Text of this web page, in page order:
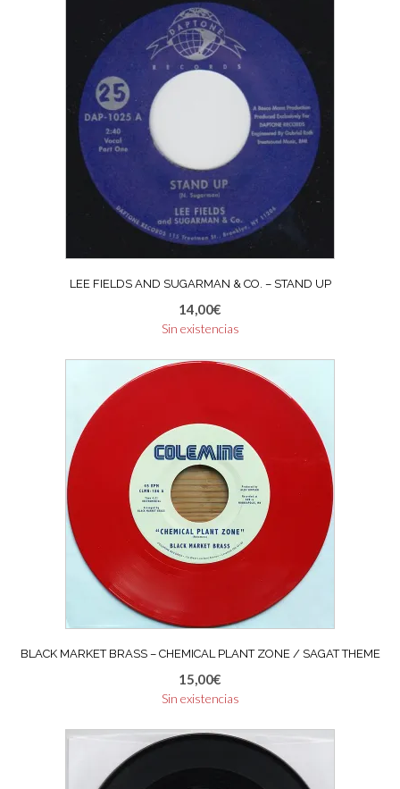
LEE FIELDS AND SUGARMAN & CO. – STAND UP
14,00€
Sin existencias
BLACK MARKET BRASS – CHEMICAL PLANT ZONE / SAGAT THEME
15,00€
Sin existencias